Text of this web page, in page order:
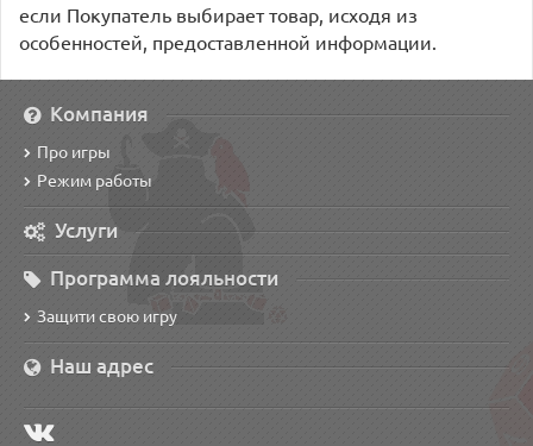
если Покупатель выбирает товар, исходя из
особенностей, предоставленной информации.
Компания
Про игры
Режим работы
Услуги
Программа лояльности
Защити свою игру
Наш адрес